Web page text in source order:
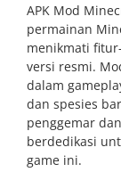
APK Mod
permainan
menikmati
versi resmi.
dalam
dan spesies
penggemar
berdedikasi
game ini.